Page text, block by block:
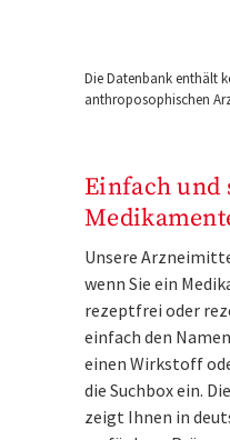
Die Datenbank enthält
anthroposophischen
Einfach und
Unsere
wenn Sie ein
rezeptfrei oder
einfach den
einen Wirkstoff
die Suchbox ein.
zeigt Ihnen in